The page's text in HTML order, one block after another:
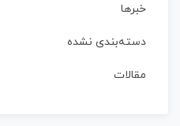
خبرها
دسته‌بندی نشده
مقالات